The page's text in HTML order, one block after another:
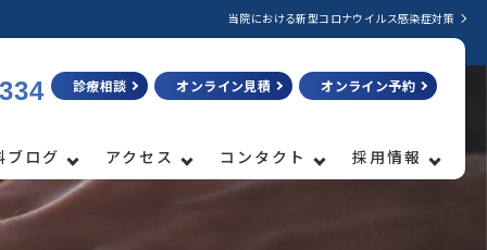
当院における新型コロナウイルス感染症対策
診療相談 オンライン見積 オンライン予約
ブログ アクセス コンタクト 採用情報